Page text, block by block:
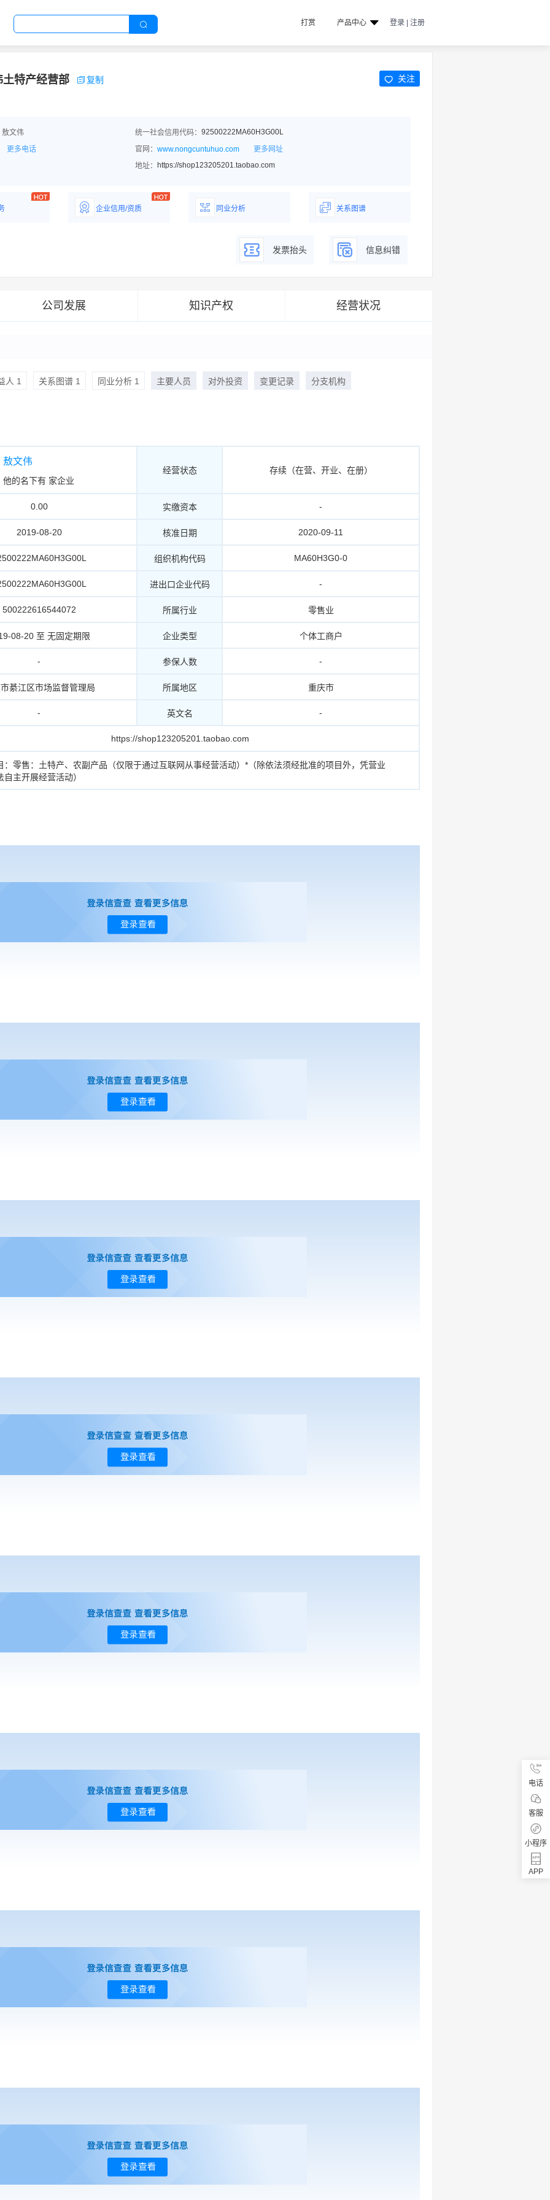
打赏 产品中心 登录 | 注册
特产经营部 复制 关注
敖文伟 统一社会信用代码： 92500222MA60H3G00L
更多电话 官网： www.nongcuntuhuo.com
更多网址
地址： https://shop123205201.taobao.com
企业信用/资质
同业分析
关系图谱
发票抬头 信息纠错
公司发展 知识产权 经营状况
人 1 关系图谱 1 同业分析 1 主要人员 对外投资 变更记录 分支机构
敖文伟
他的名下有 家企业
经营状态 存续（在营、开业、在册）
0.00 实缴资本 -
2019-08-20 核准日期 2020-09-11
组织机构代码 MA60H3G0-0
进出口企业代码 -
500222616544072 所属行业 零售业
08-20 至 无固定期限 企业类型 个体工商户
- 参保人数 -
綦江区市场监督管理局 所属地区 重庆市
- 英文名 -
https://shop123205201.taobao.com
：零售：土特产、农副产品（仅限于通过互联网从事经营活动）*（除依法须经批准的项目外，凭营业
自主开展经营活动）
电话
客服
小程序
APP